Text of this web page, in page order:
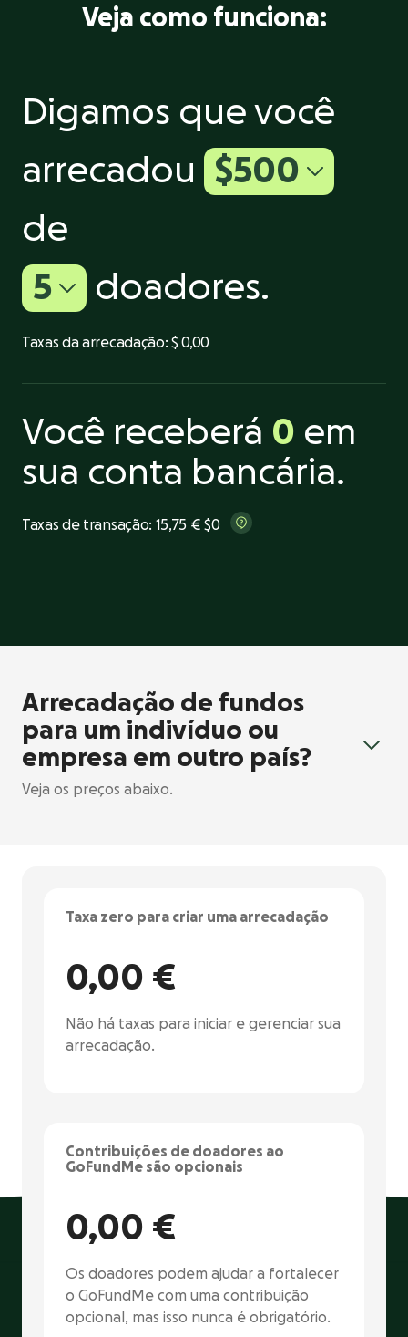
Veja como funciona:
Digamos que você
arrecadou
$500
de
5
doadores.
Taxas da arrecadação: $ 0,00
Você receberá 0 em
sua conta bancária.
Taxas de transação: 15,75 €$0
Arrecadação de fundos
para um indivíduo ou
empresa em outro país?
Veja os preços abaixo.
Taxa zero para criar uma arrecadação
0,00 €
Não há taxas para iniciar e gerenciar sua
arrecadação.
Contribuições de doadores ao
GoFundMe são opcionais
0,00 €
Os doadores podem ajudar a fortalecer
o GoFundMe com uma contribuição
opcional, mas isso nunca é obrigatório.